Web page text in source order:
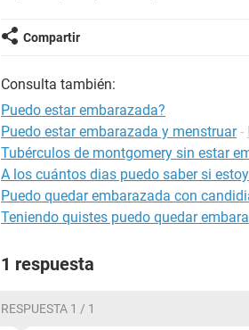
Compartir
Consulta también:
Puedo estar embarazada?
Puedo estar embarazada y menstruar -
Tubérculos de montgomery sin estar
A los cuántos dias puedo saber si
Puedo quedar embarazada con
Teniendo quistes puedo quedar
1 respuesta
RESPUESTA 1 / 1